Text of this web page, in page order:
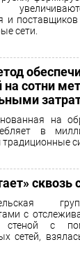
и поставщиков
сети.
на сотни
на
в
традиционные
сквозь
с
с
сетей,